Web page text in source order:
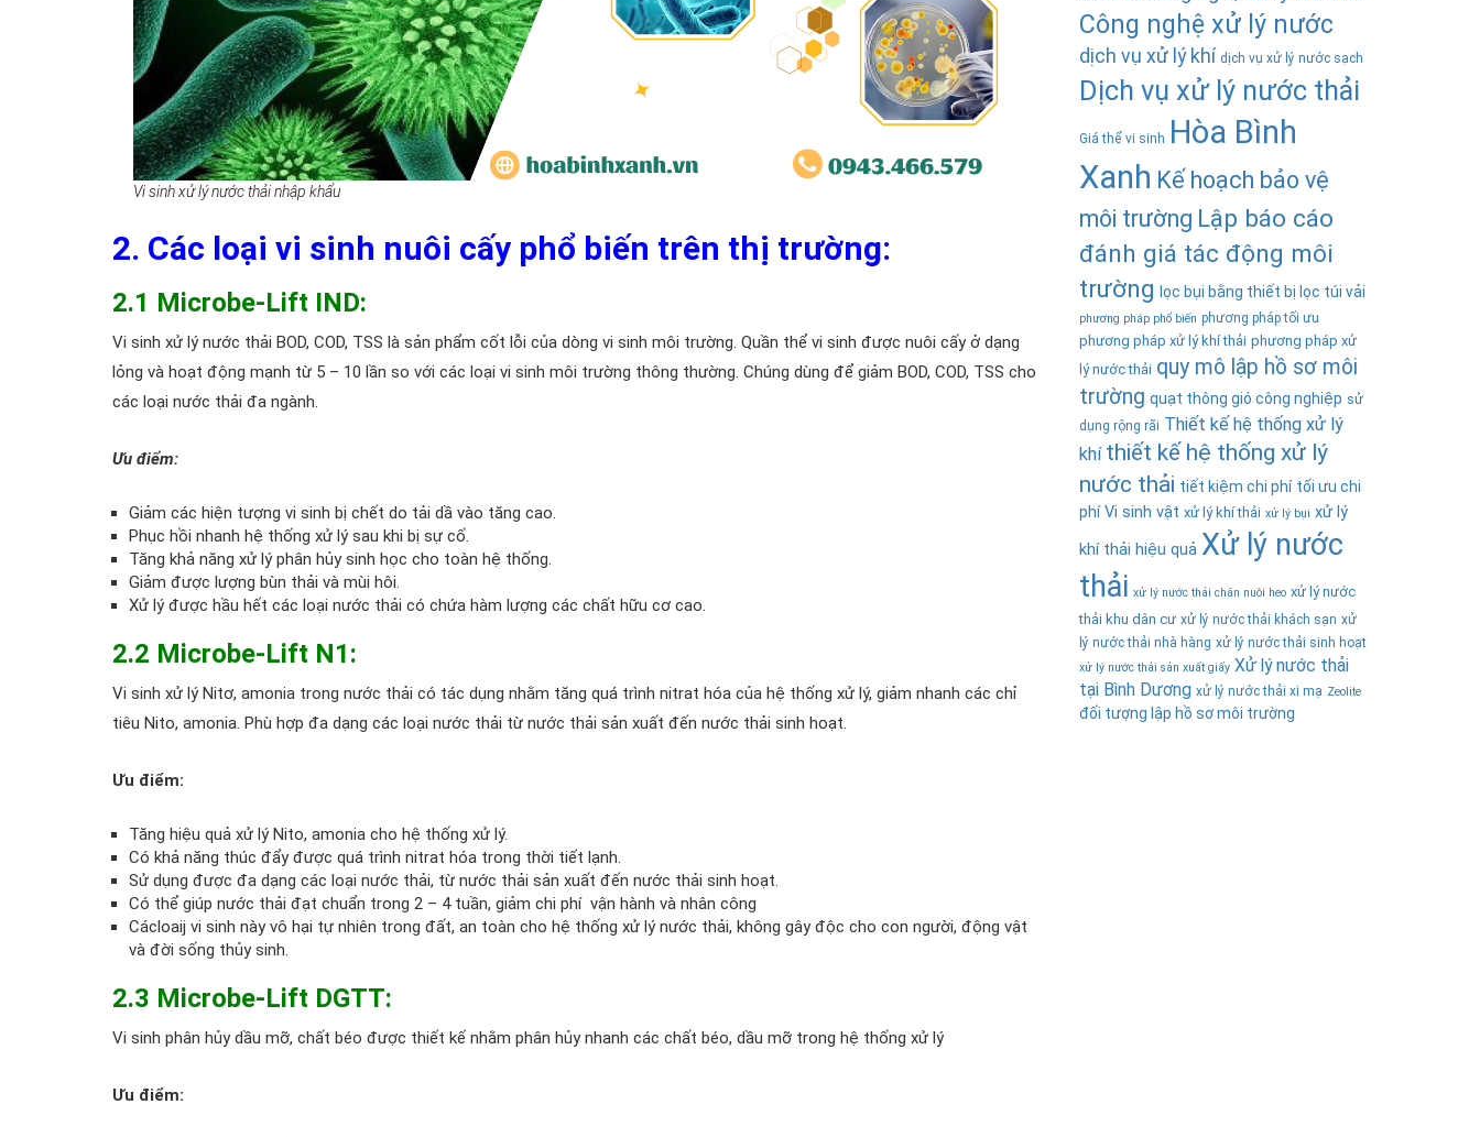
Vi sinh xử lý nước thải nhập khẩu
2. Các loại vi sinh nuôi cấy phổ biến trên thị trường:
2.1 Microbe-Lift IND:
Vi sinh xử lý nước thải BOD, COD, TSS là sản phẩm cốt lỗi của dòng vi sinh môi trường. Quần thể vi sinh được nuôi cấy ở dạng
lỏng và hoạt động mạnh từ 5 – 10 lần so với các loại vi sinh môi trường thông thường. Chúng dùng để giảm BOD, COD, TSS cho
các loại nước thải đa ngành.
Ưu điểm:
Giảm các hiện tượng vi sinh bị chết do tải dầ vào tăng cao.
Phục hồi nhanh hệ thống xử lý sau khi bị sự cố.
Tăng khả năng xử lý phân hủy sinh học cho toàn hệ thống.
Giảm được lượng bùn thải và mùi hôi.
Xử lý được hầu hết các loại nước thải có chứa hàm lượng các chất hữu cơ cao.
2.2 Microbe-Lift N1:
Vi sinh xử lý Nitơ, amonia trong nước thải có tác dụng nhằm tăng quá trình nitrat hóa của hệ thống xử lý, giảm nhanh các chỉ
tiêu Nito, amonia. Phù hợp đa dạng các loại nước thải từ nước thải sản xuất đến nước thải sinh hoạt.
Ưu điểm:
Tăng hiệu quả xử lý Nito, amonia cho hệ thống xử lý.
Có khả năng thúc đẩy được quá trình nitrat hóa trong thời tiết lạnh.
Sử dụng được đa dạng các loại nước thải, từ nước thải sản xuất đến nước thải sinh hoạt.
Có thể giúp nước thải đạt chuẩn trong 2 – 4 tuần, giảm chi phí vận hành và nhân công
Cácloaij vi sinh này vô hại tự nhiên trong đất, an toàn cho hệ thống xử lý nước thải, không gây độc cho con người, động vật
và đời sống thủy sinh.
2.3 Microbe-Lift DGTT:
Vi sinh phân hủy dầu mỡ, chất béo được thiết kế nhằm phân hủy nhanh các chất béo, dầu mỡ trong hệ thống xử lý
Ưu điểm:
Công nghệ xử lý nước
dịch vụ xử lý khí dịch vụ xử lý nước sạch
Dịch vụ xử lý nước thải
Giá thể vi sinh Hòa Bình
Xanh Kế hoạch bảo vệ
môi trường Lập báo cáo
đánh giá tác động môi
trường lọc bụi bằng thiết bị lọc túi vải
phương pháp phổ biến phương pháp tối ưu
phương pháp xử lý khí thải phương pháp xử
lý nước thải quy mô lập hồ sơ môi
trường quạt thông gió công nghiệp sử
dụng rộng rãi Thiết kế hệ thống xử lý
khí thiết kế hệ thống xử lý
nước thải tiết kiệm chi phí tối ưu chi
phí Vi sinh vật xử lý khí thải xử lý bụi xử lý
khí thải hiệu quả Xử lý nước
thải xử lý nước thải chăn nuôi heo xử lý nước
thải khu dân cư xử lý nước thải khách sạn xử
lý nước thải nhà hàng xử lý nước thải sinh hoạt
xử lý nước thải sản xuất giấy Xử lý nước thải
tại Bình Dương xử lý nước thải xi mạ Zeolite
đối tượng lập hồ sơ môi trường